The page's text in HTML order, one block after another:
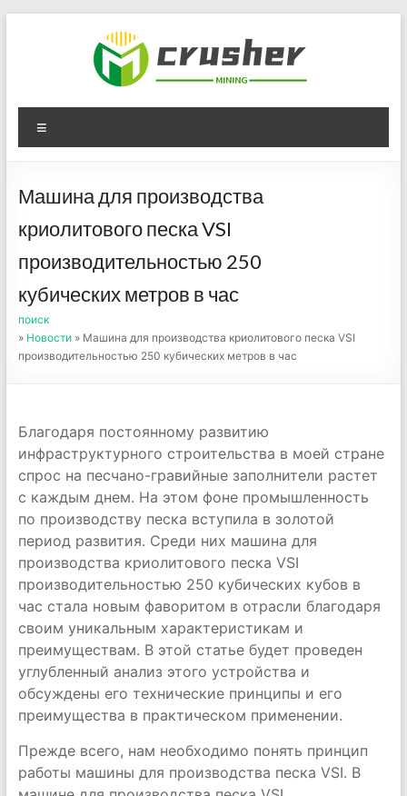
Оборудование для
дробления угля,
измельчения печного
порошка
Машина для производства
криолитового песка VSI
производительностью 250
кубических метров в час
поиск
» Новости» Машина для производства криолитового песка VSI
производительностью 250 кубических метров в час
Благодаря постоянному развитию
инфраструктурного строительства в моей стране
спрос на песчано-гравийные заполнители растет
с каждым днем. На этом фоне промышленность
по производству песка вступила в золотой
период развития. Среди них машина для
производства криолитового песка VSI
производительностью 250 кубических кубов в
час стала новым фаворитом в отрасли благодаря
своим уникальным характеристикам и
преимуществам. В этой статье будет проведен
углубленный анализ этого устройства и
обсуждены его технические принципы и его
преимущества в практическом применении.
Прежде всего, нам необходимо понять принцип
работы машины для производства песка VSI. В